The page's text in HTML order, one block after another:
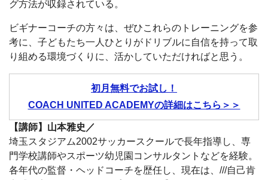
グ方法が収録されている。
ビギナーコーチの方々は、ぜひこれらのトレーニングを参
考に、子どもたち一人ひとりがドリブルに自信を持って取
り組める環境づくりに、活かしていただければと思う。
初月無料でお試し！
COACH UNITED ACADEMYの詳細はこちら＞＞
【講師】山本雅史／
埼玉スタジアム2002サッカースクールで長年指導し、専
門学校講師やスポーツ幼児園コンサルタントなどを経験。
各年代の監督・ヘッドコーチを歴任し、現在は、///自己肯